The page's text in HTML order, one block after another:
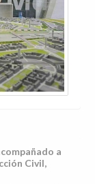
a
Civil,